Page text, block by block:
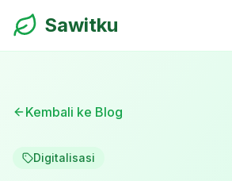
Sawitku
Kembali ke Blog
Digitalisasi